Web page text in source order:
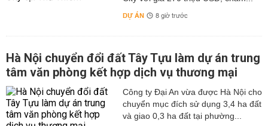
DỰ ÁN 8 giờ trước
Hà Nội chuyển đổi đất Tây Tựu làm dự án trung
tâm văn phòng kết hợp dịch vụ thương mại
Công ty Đại An vừa được Hà Nội cho
chuyển mục đích sử dụng 3,4 ha đất
và giao 0,3 ha đất tại phường...